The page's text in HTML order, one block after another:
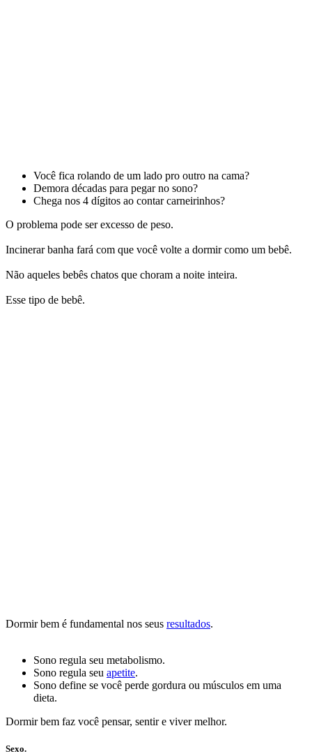
Você fica rolando de um lado pro outro na cama?
Demora décadas para pegar no sono?
Chega nos 4 dígitos ao contar carneirinhos?
O problema pode ser excesso de peso.
Incinerar banha fará com que você volte a dormir como um bebê.
Não aqueles bebês chatos que choram a noite inteira.
Esse tipo de bebê.
Dormir bem é fundamental nos seus resultados.
Sono regula seu metabolismo.
Sono regula seu apetite.
Sono define se você perde gordura ou músculos em uma
dieta.
Dormir bem faz você pensar, sentir e viver melhor.
Sexo.